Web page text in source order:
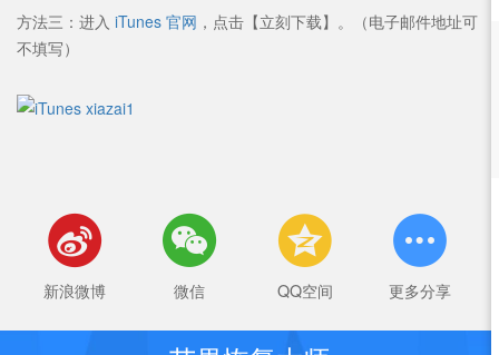
方法三：进入 iTunes 官网 ，点击【立刻下载】。（电子邮件地址可
不填写）

新浪微博

微信

QQ空间

更多分享